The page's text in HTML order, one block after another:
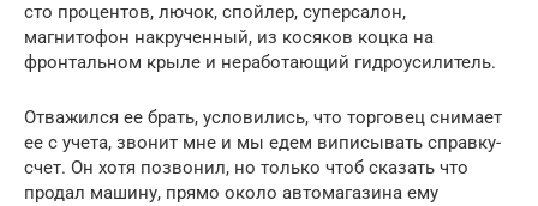
сто процентов, лючок, спойлер, суперсалон,
магнитофон накрученный, из косяков коцка на
фронтальном крыле и неработающий гидроусилитель.
Отважился ее брать, условились, что торговец снимает
ее с учета, звонит мне и мы едем виписывать справку-
счет. Он хотя позвонил, но только чтоб сказать что
продал машину, прямо около автомагазина ему